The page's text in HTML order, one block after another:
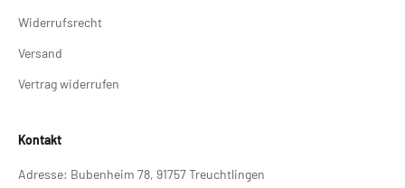
Widerrufsrecht
Versand
Vertrag widerrufen
Kontakt
Adresse: Bubenheim 78, 91757 Treuchtlingen